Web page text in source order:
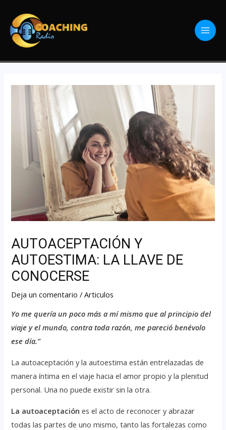
AUTOACEPTACIÓN Y
AUTOESTIMA: LA LLAVE DE
CONOCERSE
Deja un comentario /Articulos
Yo me quería un poco más a mí mismo que al principio del
viaje y el mundo, contra toda razón, me pareció benévolo
ese día.”
La autoaceptación y la autoestima están entrelazadas de
manera íntima en el viaje hacia el amor propio y la plenitud
personal. Una no puede existir sin la otra.
La autoaceptación es el acto de reconocer y abrazar
todas las partes de uno mismo, tanto las fortalezas como